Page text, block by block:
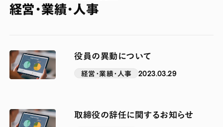
経営・業績・人事
役員の異動について
経営・業績・人事 2023.03.29
取締役の辞任に関するお知らせ